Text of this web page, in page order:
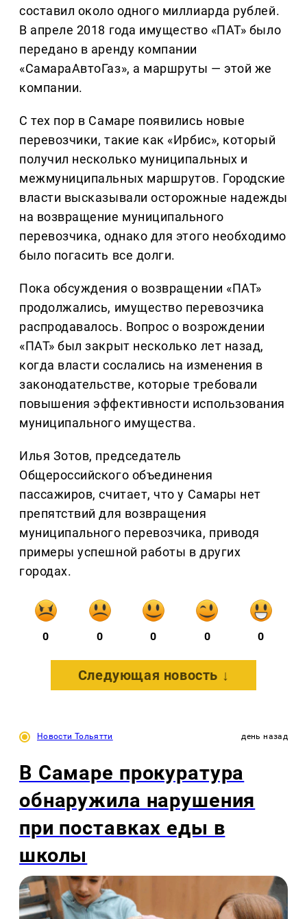
составил около одного миллиарда рублей.
В апреле 2018 года имущество «ПАТ» было
передано в аренду компании
«СамараАвтоГаз», а маршруты — этой же
компании.
С тех пор в Самаре появились новые
перевозчики, такие как «Ирбис», который
получил несколько муниципальных и
межмуниципальных маршрутов. Городские
власти высказывали осторожные надежды
на возвращение муниципального
перевозчика, однако для этого необходимо
было погасить все долги.
Пока обсуждения о возвращении «ПАТ»
продолжались, имущество перевозчика
распродавалось. Вопрос о возрождении
«ПАТ» был закрыт несколько лет назад,
когда власти сослались на изменения в
законодательстве, которые требовали
повышения эффективности использования
муниципального имущества.
Илья Зотов, председатель
Общероссийского объединения
пассажиров, считает, что у Самары нет
препятствий для возвращения
муниципального перевозчика, приводя
примеры успешной работы в других
городах.
0 0 0 0 0
Следующая новость ↓
Новости Тольятти день назад
В Самаре прокуратура
обнаружила нарушения
при поставках еды в
школы